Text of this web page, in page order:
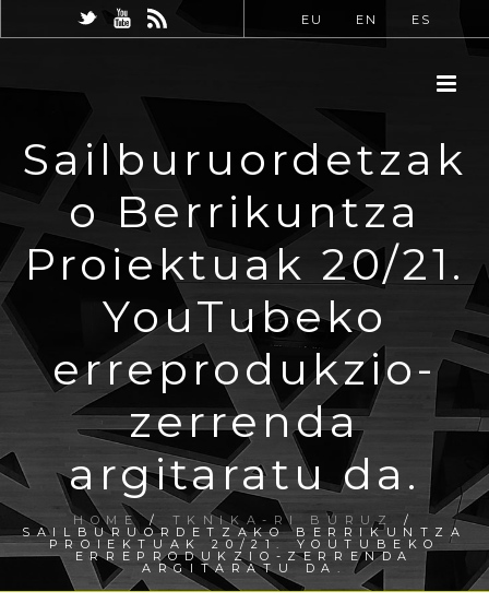
EU EN ES
Sailburuordetzak
o Berrikuntza
Proiektuak 20/21.
YouTubeko
erreprodukzio-
zerrenda
argitaratu da.
HOME / TKNIKA-RI BURUZ /
SAILBURUORDETZAKO BERRIKUNTZA
PROIEKTUAK 20/21. YOUTUBEKO
ERREPRODUKZIO-ZERRENDA
ARGITARATU DA.